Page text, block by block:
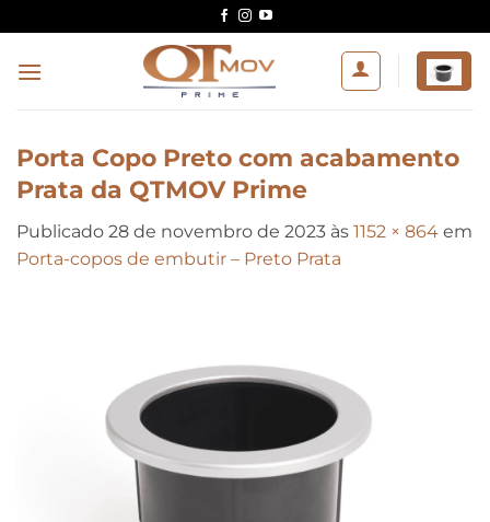
to
content
Porta Copo Preto com acabamento
Prata da QTMOV Prime
Publicado 28 de novembro de 2023 às 1152 × 864 em
Porta-copos de embutir – Preto Prata